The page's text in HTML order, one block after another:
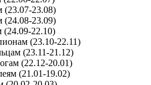
(23.07-23.08)
(24.08-23.09)
22.10)
(23.10-22.11)
(23.11-21.12)
(22.12-20.01)
(21.01-19.02)